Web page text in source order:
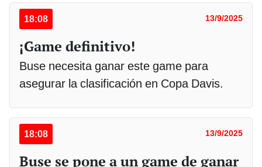
18:08 13/9/2025
¡Game definitivo!
Buse necesita ganar este game para
asegurar la clasificación en Copa Davis.
18:08 13/9/2025
Buse se pone a un game de ganar